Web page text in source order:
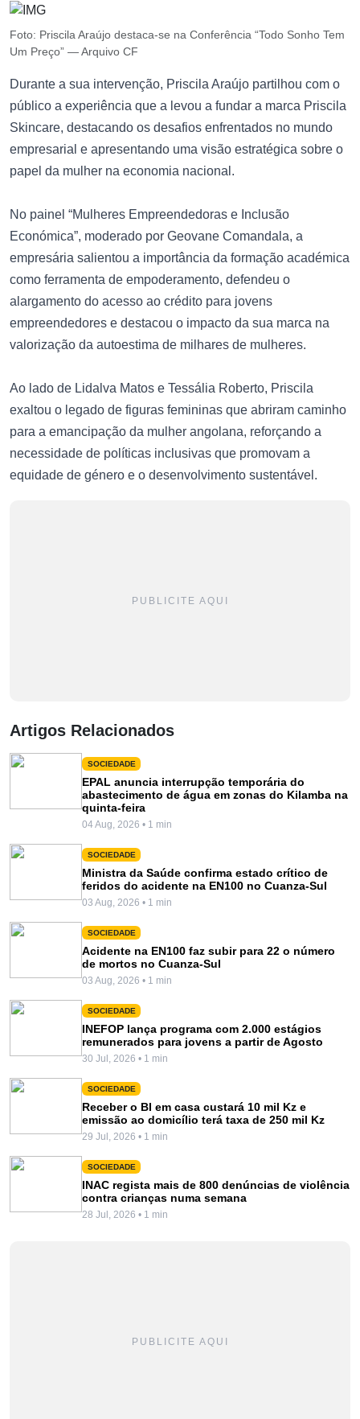
Foto: Priscila Araújo destaca-se na Conferência “Todo Sonho Tem
Um Preço” — Arquivo CF
Durante a sua intervenção, Priscila Araújo partilhou com o
público a experiência que a levou a fundar a marca Priscila
Skincare, destacando os desafios enfrentados no mundo
empresarial e apresentando uma visão estratégica sobre o
papel da mulher na economia nacional.
No painel “Mulheres Empreendedoras e Inclusão
Económica”, moderado por Geovane Comandala, a
empresária salientou a importância da formação académica
como ferramenta de empoderamento, defendeu o
alargamento do acesso ao crédito para jovens
empreendedores e destacou o impacto da sua marca na
valorização da autoestima de milhares de mulheres.
Ao lado de Lidalva Matos e Tessália Roberto, Priscila
exaltou o legado de figuras femininas que abriram caminho
para a emancipação da mulher angolana, reforçando a
necessidade de políticas inclusivas que promovam a
equidade de género e o desenvolvimento sustentável.
PUBLICITE AQUI
Artigos Relacionados
SOCIEDADE
EPAL anuncia interrupção temporária do
abastecimento de água em zonas do Kilamba na
quinta-feira
04 Aug, 2026 • 1 min
SOCIEDADE
Ministra da Saúde confirma estado crítico de
feridos do acidente na EN100 no Cuanza-Sul
03 Aug, 2026 • 1 min
SOCIEDADE
Acidente na EN100 faz subir para 22 o número
de mortos no Cuanza-Sul
03 Aug, 2026 • 1 min
SOCIEDADE
INEFOP lança programa com 2.000 estágios
remunerados para jovens a partir de Agosto
30 Jul, 2026 • 1 min
SOCIEDADE
Receber o BI em casa custará 10 mil Kz e
emissão ao domicílio terá taxa de 250 mil Kz
29 Jul, 2026 • 1 min
SOCIEDADE
INAC regista mais de 800 denúncias de violência
contra crianças numa semana
28 Jul, 2026 • 1 min
PUBLICITE AQUI